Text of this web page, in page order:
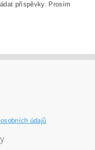
příspěvky. Prosím
údajů